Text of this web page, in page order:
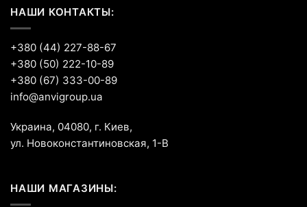
НАШИ КОНТАКТЫ:
+380 (44) 227-88-67
+380 (50) 222-10-89
+380 (67) 333-00-89
info@anvigroup.ua
Украина, 04080, г. Киев,
ул. Новоконстантиновская, 1-В
НАШИ МАГАЗИНЫ: